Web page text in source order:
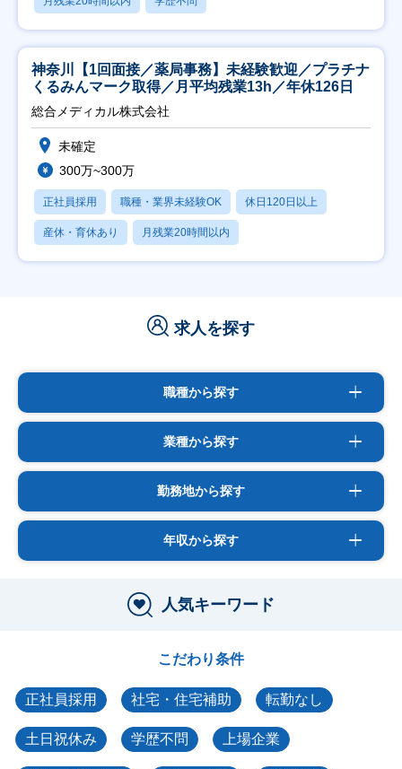
神奈川【1回面接／薬局事務】未経験歓迎／プラチナ
くるみんマーク取得／月平均残業13h／年休126日
総合メディカル株式会社
未確定
300万~300万
正社員採用 職種・業界未経験OK 休日120日以上
産休・育休あり 月残業20時間以内
求人を探す
職種から探す
業種から探す
勤務地から探す
年収から探す
人気キーワード
こだわり条件
正社員採用 社宅・住宅補助 転勤なし
土日祝休み 学歴不問 上場企業